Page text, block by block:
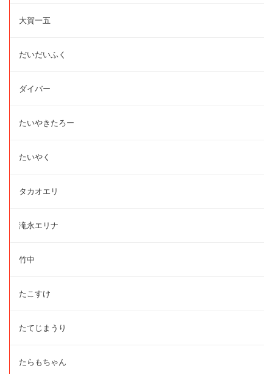
大賀一五
だいだいふく
ダイバー
たいやきたろー
たいやく
タカオエリ
滝永エリナ
竹中
たこすけ
たてじまうり
たらもちゃん